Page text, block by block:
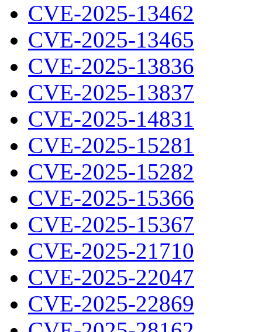
CVE-2025-13462
CVE-2025-13465
CVE-2025-13836
CVE-2025-13837
CVE-2025-14831
CVE-2025-15281
CVE-2025-15282
CVE-2025-15366
CVE-2025-15367
CVE-2025-21710
CVE-2025-22047
CVE-2025-22869